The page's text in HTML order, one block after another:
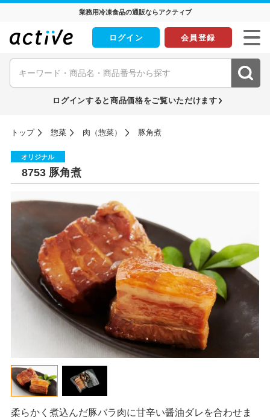
業務用冷凍食品の通販ならアクティブ
ログイン 会員登録
ログインすると商品価格をご覧いただけます
トップ 惣菜 肉（惣菜） 豚角煮
オリジナル
8753 豚角煮
柔らかく煮込んだ豚バラ肉に甘辛い醤油ダレを合わせま